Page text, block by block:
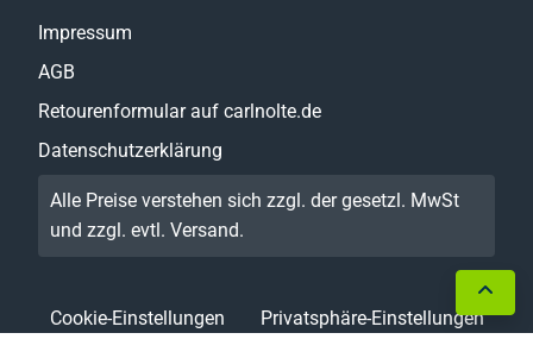
Impressum
AGB
Retourenformular auf carlnolte.de
Datenschutzerklärung
Alle Preise verstehen sich zzgl. der gesetzl. MwSt
und zzgl. evtl. Versand.
Cookie-Einstellungen Privatsphäre-Einstellungen